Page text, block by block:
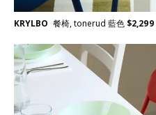
KRYLBO 餐椅, tonerud 藍色 $2,299